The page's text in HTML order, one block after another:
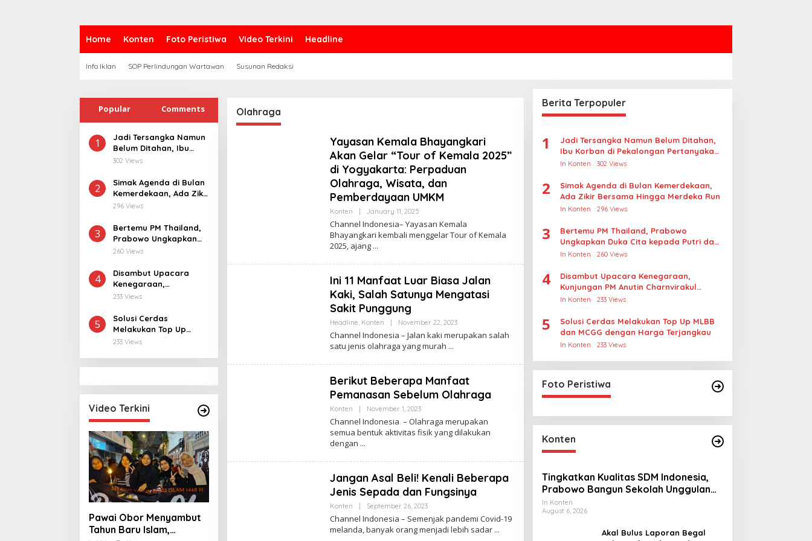
Home Konten Foto Peristiwa Video Terkini Headline
Info Iklan SOP Perlindungan Wartawan Susunan Redaksi
Popular Comments
1
Jadi Tersangka Namun
Belum Ditahan, Ibu
Korban di Pekalongan
Keseriusan Polisi
Tangani Kasus
Rudapksa Sampai
302 Views
2
Simak Agenda di Bulan
Kemerdekaan, Ada Zikir
Bersama Hingga
296 Views
3
Bertemu PM Thailand,
Prabowo Ungkapkan
Duka Cita kepada Putri
Tahun ke Raja Thailand
260 Views
4
Disambut Upacara
Kenegaraan,
Kunjungan PM Anutin
Hubungan Indonesia-
Thailand
233 Views
5
Solusi Cerdas
Melakukan Top Up
MLBB dan MCGG
233 Views
Video Terkini
Pawai Obor Menyambut
Tahun Baru Islam,
Olahraga
Yayasan Kemala Bhayangkari
Akan Gelar “Tour of Kemala 2025”
di Yogyakarta: Perpaduan
Olahraga, Wisata, dan
Pemberdayaan UMKM
Konten January 11, 2025
C
H
N
L
N
N
S
I
Channel Indonesia– Yayasan Kemala
Bhayangkari kembali menggelar Tour of Kemala
2025, ajang
Ini 11 Manfaat Luar Biasa Jalan
Kaki, Salah Satunya Mengatasi
Sakit Punggung ‎
Headline, Konten November 22, 2023B
P
U
I
_
F
T
Channel Indonesia – Jalan kaki merupakan salah
satu jenis olahraga yang murah
Berikut Beberapa Manfaat
Pemanasan Sebelum Olahraga
Konten November 1, 2023B
Y
P
E
L
S
M
I
F
T
A
Channel Indonesia – Olahraga merupakan
semua bentuk aktivitas fisik yang dilakukan
dengan
Jangan Asal Beli! Kenali Beberapa
Jenis Sepada dan Fungsinya
Konten September 26, 2023B
P
E
Channel Indonesia – Semenjak pandemi Covid-19
melanda, banyak orang menjadi lebih sadar
Berita Terpopuler
1
Jadi Tersangka Namun Belum Ditahan,
Ibu Korban di Pekalongan Pertanyakan
Keseriusan Polisi Tangani Kasus
In Konten 302 Views
2
Simak Agenda di Bulan Kemerdekaan,
Ada Zikir Bersama Hingga Merdeka Run
In Konten 296 Views
3
Bertemu PM Thailand, Prabowo
Ungkapkan Duka Cita kepada Putri dan
Selamat Ulang Tahun ke Raja Thailand
In Konten 260 Views
4
Disambut Upacara Kenegaraan,
Kunjungan PM Anutin Charnvirakul
Perkuat Hubungan Indonesia-Thailand
In Konten 233 Views
5
Solusi Cerdas Melakukan Top Up MLBB
dan MCGG dengan Harga Terjangkau
In Konten 233 Views
Foto Peristiwa
Konten
Tingkatkan Kualitas SDM Indonesia,
Prabowo Bangun Sekolah Unggulan
hingga Undang Universitas Terbaik
Dunia
In Konten
August 6, 2026
Akal Bulus Laporan Begal